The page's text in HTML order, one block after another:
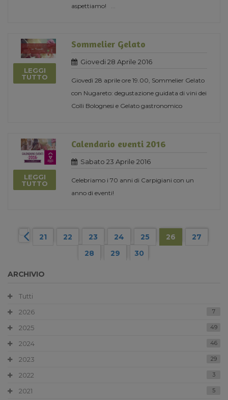
aspettiamo!
LEGGI
TUTTO
Sommelier Gelato
Giovedi 28 Aprile 2016
Giovedì 28 aprile ore 19.00, Sommelier Gelato
con Nugareto: degustazione guidata di vini dei
Colli Bolognesi e Gelato gastronomico
LEGGI
TUTTO
Calendario eventi 2016
Sabato 23 Aprile 2016
Celebriamo i 70 anni di Carpigiani con un
anno di eventi!
21 22 23 24 25 26
27
28
29 30
ARCHIVIO
Tutti
2026
7
2025 49
2024 46
2023 29
2022 3
2021 5